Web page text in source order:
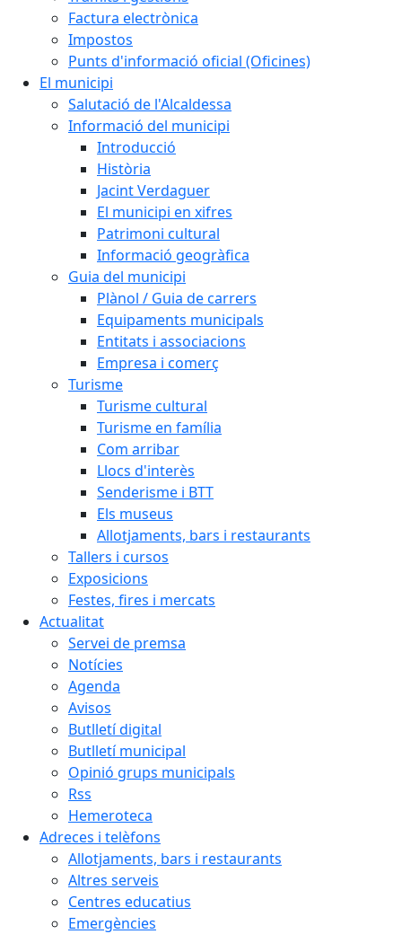
Factura electrònica
Impostos
Punts d'informació oficial (Oficines)
El municipi
Salutació de l'Alcaldessa
Informació del municipi
Introducció
Història
Jacint Verdaguer
El municipi en xifres
Patrimoni cultural
Informació geogràfica
Guia del municipi
Plànol / Guia de carrers
Equipaments municipals
Entitats i associacions
Empresa i comerç
Turisme
Turisme cultural
Turisme en família
Com arribar
Llocs d'interès
Senderisme i BTT
Els museus
Allotjaments, bars i restaurants
Tallers i cursos
Exposicions
Festes, fires i mercats
Actualitat
Servei de premsa
Notícies
Agenda
Avisos
Butlletí digital
Butlletí municipal
Opinió grups municipals
Rss
Hemeroteca
Adreces i telèfons
Allotjaments, bars i restaurants
Altres serveis
Centres educatius
Emergències